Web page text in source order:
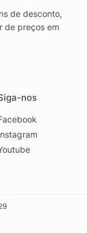
de desconto,
de preços em
nos